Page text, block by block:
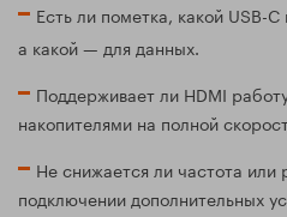
Есть ли пометка, какой USB-
а какой — для данных.
Поддерживает ли HDMI
накопителями на полной
Не снижается ли частота
подключении дополнительных